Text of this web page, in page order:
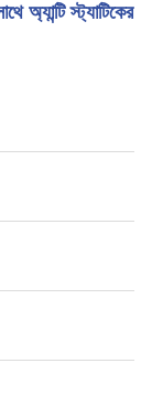
অ্যান্টি স্ট্যাটিকের